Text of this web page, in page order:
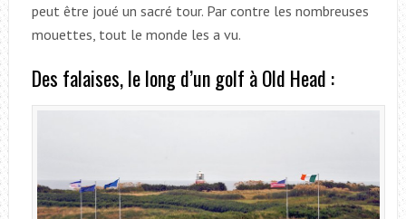
peut être joué un sacré tour. Par contre les nombreuses
mouettes, tout le monde les a vu.
Des falaises, le long d’un golf à Old Head :